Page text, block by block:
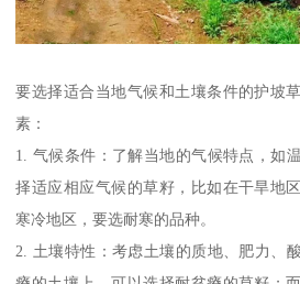
要选择适合当地气候和土壤条件的护坡
素：
1. 气候条件：了解当地的气候特点，如
择适应相应气候的草籽，比如在干旱地
寒冷地区，要选耐寒的品种。
2. 土壤特性：考虑土壤的质地、肥力、